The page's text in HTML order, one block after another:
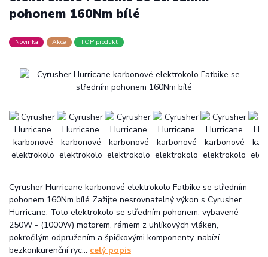
pohonem 160Nm bílé
Novinka Akce TOP produkt
Cyrusher Hurricane karbonové elektrokolo Fatbike se středním
pohonem 160Nm bílé Zažijte nesrovnatelný výkon s Cyrusher
Hurricane. Toto elektrokolo se středním pohonem, vybavené
250W - (1000W) motorem, rámem z uhlíkových vláken,
pokročilým odpružením a špičkovými komponenty, nabízí
bezkonkurenční ryc... celý popis